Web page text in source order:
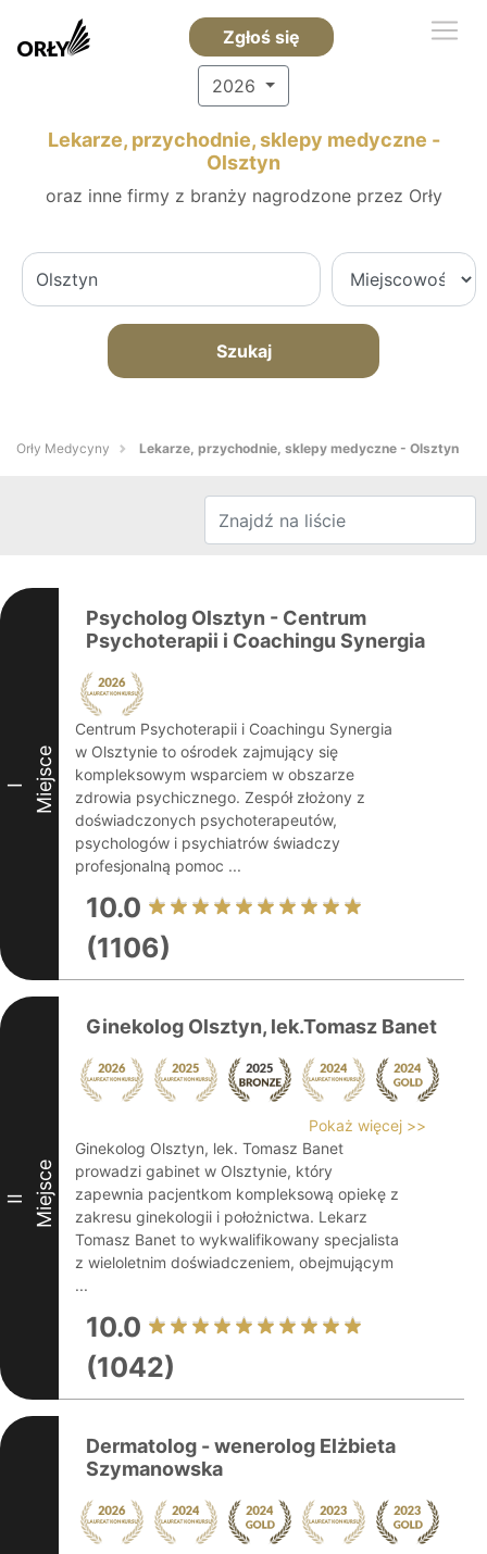
Zgłoś się
2026
Lekarze, przychodnie, sklepy medyczne -
Olsztyn
oraz inne firmy z branży nagrodzone przez Orły
Szukaj
Orły Medycyny Lekarze, przychodnie, sklepy medyczne - Olsztyn
I Miejsce
Psycholog Olsztyn - Centrum
Psychoterapii i Coachingu Synergia
Centrum Psychoterapii i Coachingu Synergia
w Olsztynie to ośrodek zajmujący się
kompleksowym wsparciem w obszarze
zdrowia psychicznego. Zespół złożony z
doświadczonych psychoterapeutów,
psychologów i psychiatrów świadczy
profesjonalną pomoc ...
10.0
(1106)
II Miejsce
Ginekolog Olsztyn, lek.Tomasz Banet
Pokaż więcej >>
Ginekolog Olsztyn, lek. Tomasz Banet
prowadzi gabinet w Olsztynie, który
zapewnia pacjentkom kompleksową opiekę z
zakresu ginekologii i położnictwa. Lekarz
Tomasz Banet to wykwalifikowany specjalista
z wieloletnim doświadczeniem, obejmującym
...
10.0
(1042)
Dermatolog - wenerolog Elżbieta
Szymanowska